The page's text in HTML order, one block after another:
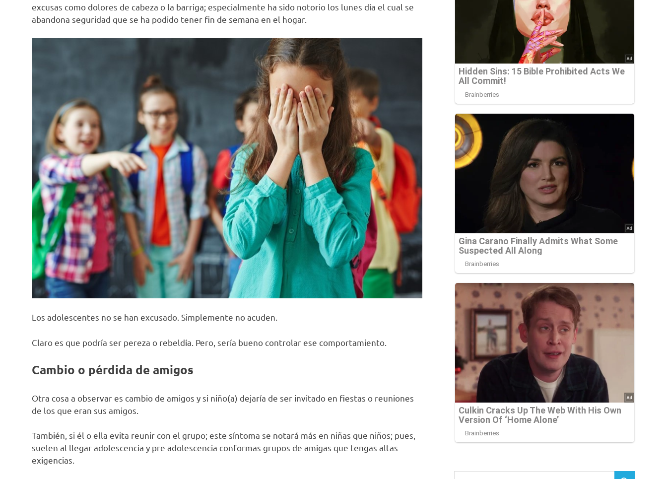
excusas como dolores de cabeza o la barriga; especialmente ha sido notorio los lunes día el cual se
abandona seguridad que se ha podido tener fin de semana en el hogar.
Los adolescentes no se han excusado. Simplemente no acuden.
Claro es que podría ser pereza o rebeldía. Pero, sería bueno controlar ese comportamiento.
Cambio o pérdida de amigos
Otra cosa a observar es cambio de amigos y si niño(a) dejaría de ser invitado en fiestas o reuniones
de los que eran sus amigos.
También, si él o ella evita reunir con el grupo; este síntoma se notará más en niñas que niños; pues,
suelen al llegar adolescencia y pre adolescencia conformas grupos de amigas que tengas altas
exigencias.